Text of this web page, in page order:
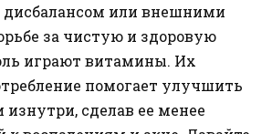
или внешними
за чистую и здоровую
играют витамины. Их
помогает улучшить
изнутри, сделав ее менее